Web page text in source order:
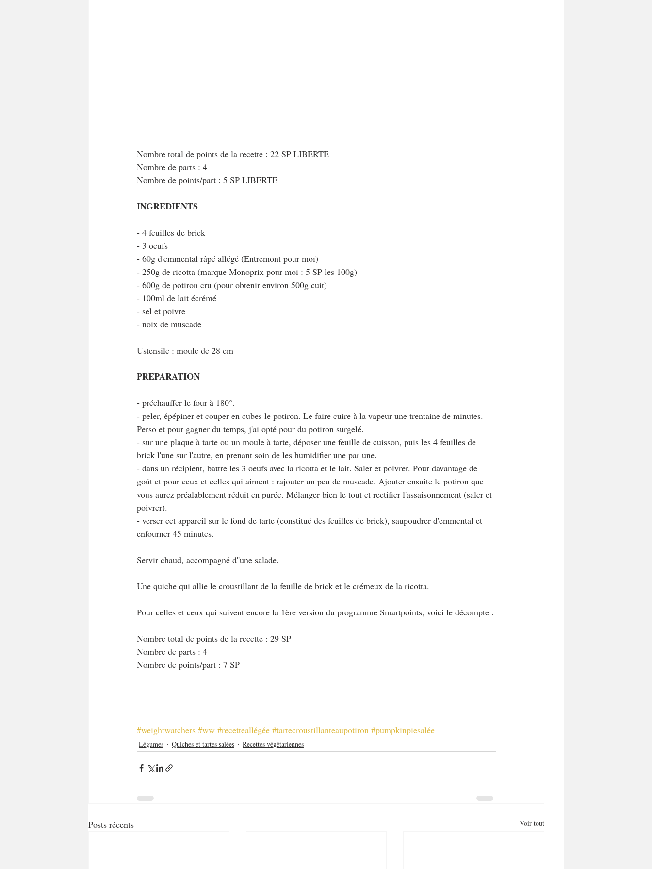
Nombre total de points de la recette : 22 SP LIBERTE
Nombre de parts : 4
Nombre de points/part : 5 SP LIBERTE
INGREDIENTS
- 4 feuilles de brick
- 3 oeufs
- 60g d'emmental râpé allégé (Entremont pour moi)
- 250g de ricotta (marque Monoprix pour moi : 5 SP les 100g)
- 600g de potiron cru (pour obtenir environ 500g cuit)
- 100ml de lait écrémé
- sel et poivre
- noix de muscade
Ustensile : moule de 28 cm
PREPARATION
- préchauffer le four à 180°.
- peler, épépiner et couper en cubes le potiron. Le faire cuire à la vapeur une trentaine de minutes.
Perso et pour gagner du temps, j'ai opté pour du potiron surgelé.
- sur une plaque à tarte ou un moule à tarte, déposer une feuille de cuisson, puis les 4 feuilles de
brick l'une sur l'autre, en prenant soin de les humidifier une par une.
- dans un récipient, battre les 3 oeufs avec la ricotta et le lait. Saler et poivrer. Pour davantage de
goût et pour ceux et celles qui aiment : rajouter un peu de muscade. Ajouter ensuite le potiron que
vous aurez préalablement réduit en purée. Mélanger bien le tout et rectifier l'assaisonnement (saler et
poivrer).
- verser cet appareil sur le fond de tarte (constitué des feuilles de brick), saupoudrer d'emmental et
enfourner 45 minutes.
Servir chaud, accompagné d''une salade.
Une quiche qui allie le croustillant de la feuille de brick et le crémeux de la ricotta.
Pour celles et ceux qui suivent encore la 1ère version du programme Smartpoints, voici le décompte :
Nombre total de points de la recette : 29 SP
Nombre de parts : 4
Nombre de points/part : 7 SP
#weightwatchers #ww #recetteallégée #tartecroustillanteaupotiron #pumpkinpiesalée
Légumes Quiches et tartes salées Recettes végétariennes
Posts récents Voir tout